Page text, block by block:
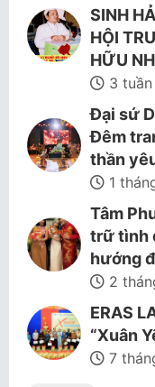
SINH
HỘI
HỮU
3
Đại sứ
Đêm
thần
1
Tâm
trữ tình
hướng
2
ERAS
“Xuân
7